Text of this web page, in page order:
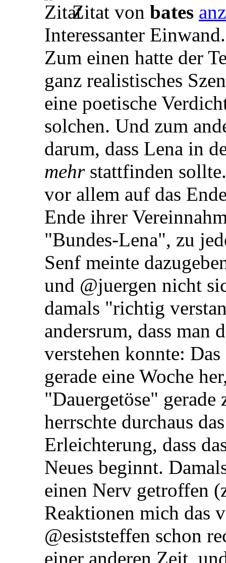
Zitat von bates
Interessanter
Zum einen hatte der
ganz realistisches
eine poetische
solchen. Und zum
darum, dass Lena in
mehr stattfinden
vor allem auf das
Ende ihrer
"Bundes-Lena", zu
Senf meinte
und @juergen nicht
damals "richtig
andersrum, dass man
verstehen konnte:
gerade eine Woche
"Dauergetöse"
herrschte durchaus
Erleichterung, dass
Neues beginnt.
einen Nerv getroffen
Reaktionen mich das
@esiststeffen schon
einer anderen Zeit,